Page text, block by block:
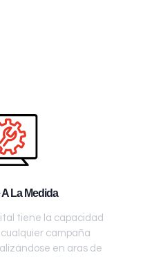
La Medida
tiene la capacidad
campaña
en aras de